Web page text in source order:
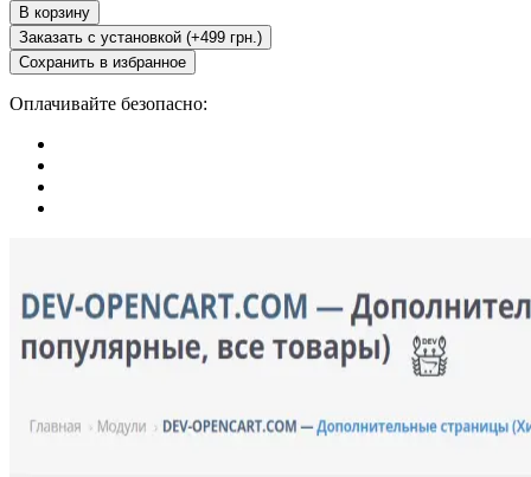
В корзину
Заказать с установкой (+499 грн.)
Сохранить в избранное
Оплачивайте безопасно: